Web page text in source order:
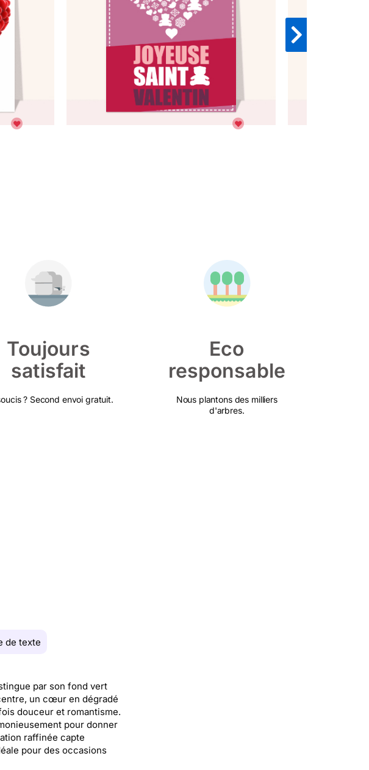
Toujours
satisfait
? Second envoi gratuit.
Eco
responsable
Nous plantons des milliers
d'arbres.
de texte
par son fond vert
un cœur en dégradé
douceur et romantisme.
pour donner
raffinée capte
pour des occasions